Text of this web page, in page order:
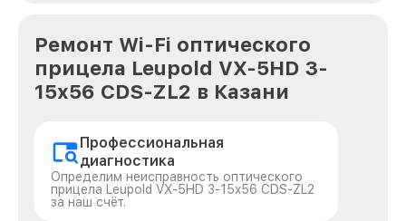
Ремонт Wi-Fi оптического
прицела Leupold VX-5HD 3-
15x56 CDS-ZL2 в Казани
Профессиональная
диагностика
Определим неисправность оптического
прицела Leupold VX-5HD 3-15x56 CDS-ZL2
за наш счёт.